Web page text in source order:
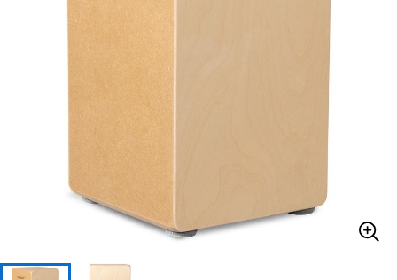
ドラム
キーボード
アンプ エフェクター